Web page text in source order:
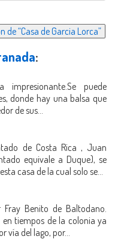
de “Casa de Garcia Lorca”
:
puede
donde hay una balsa que
de sus...
de Costa Rica , Juan
equivale a Duque), se
casa de la cual solo se...
Benito de Baltodano.
tiempos de la colonia ya
del lago, por...